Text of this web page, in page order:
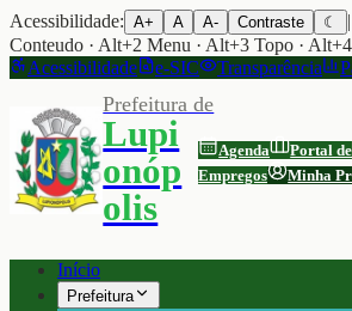
Acessibilidade: A+ A A- Contraste ☾
Conteudo · Alt+2 Menu · Alt+3 Topo ·
Acessibilidade
e-SIC Transparência
Prefeitura de
Lupi
onóp
olis
Agenda
Portal de
Empregos
Minha
Início
Prefeitura